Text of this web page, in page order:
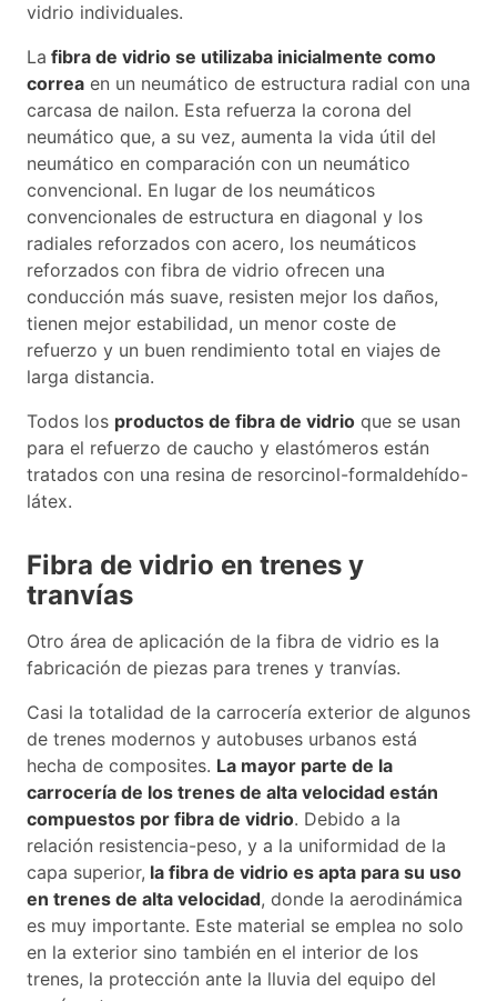
vidrio individuales.
La fibra de vidrio se utilizaba inicialmente como
correa en un neumático de estructura radial con una
carcasa de nailon. Esta refuerza la corona del
neumático que, a su vez, aumenta la vida útil del
neumático en comparación con un neumático
convencional. En lugar de los neumáticos
convencionales de estructura en diagonal y los
radiales reforzados con acero, los neumáticos
reforzados con fibra de vidrio ofrecen una
conducción más suave, resisten mejor los daños,
tienen mejor estabilidad, un menor coste de
refuerzo y un buen rendimiento total en viajes de
larga distancia.
Todos los productos de fibra de vidrio que se usan
para el refuerzo de caucho y elastómeros están
tratados con una resina de resorcinol-formaldehído-
látex.
Fibra de vidrio en trenes y
tranvías
Otro área de aplicación de la fibra de vidrio es la
fabricación de piezas para trenes y tranvías.
Casi la totalidad de la carrocería exterior de algunos
de trenes modernos y autobuses urbanos está
hecha de composites. La mayor parte de la
carrocería de los trenes de alta velocidad están
compuestos por fibra de vidrio. Debido a la
relación resistencia-peso, y a la uniformidad de la
capa superior, la fibra de vidrio es apta para su uso
en trenes de alta velocidad, donde la aerodinámica
es muy importante. Este material se emplea no solo
en la exterior sino también en el interior de los
trenes, la protección ante la lluvia del equipo del